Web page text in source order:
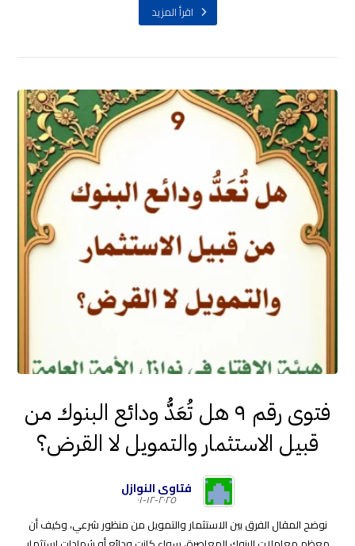
اقرأ المزيد
فتوى رقم ٩ هل تُعَدُّ ودائع البنوك من
قبيل الاستثمار والتمويل لا القرض؟
فتاوى النوازل
٢٠٢٥-١٢-٠١
نوضح المقال الفرق بين الاستثمار والتمويل من منظور شرعي، وكيف أن